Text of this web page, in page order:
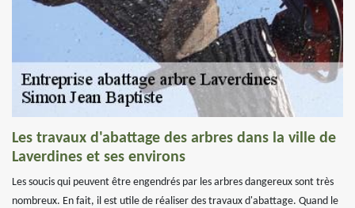
Les travaux d'abattage des arbres dans la ville de
Laverdines et ses environs
Les soucis qui peuvent être engendrés par les arbres dangereux sont très
nombreux. En fait, il est utile de réaliser des travaux d'abattage. Quand le